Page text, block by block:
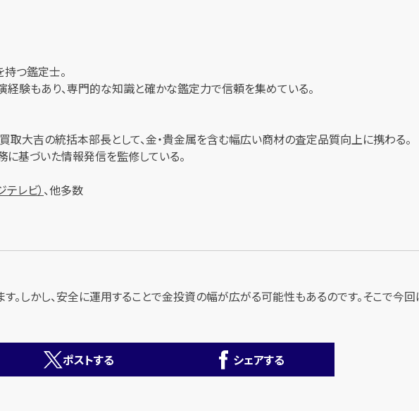
つ鑑定士。
験もあり、専門的な知識と確かな鑑定力で信頼を集めている。
取大吉の統括本部長として、金・貴金属を含む幅広い商材の査定品質向上に携わる。
基づいた情報発信を監修している。
レビ） 、他多数
しかし、安全に運用することで金投資の幅が広がる可能性もあるのです。そこで今回
ポストする シェアする